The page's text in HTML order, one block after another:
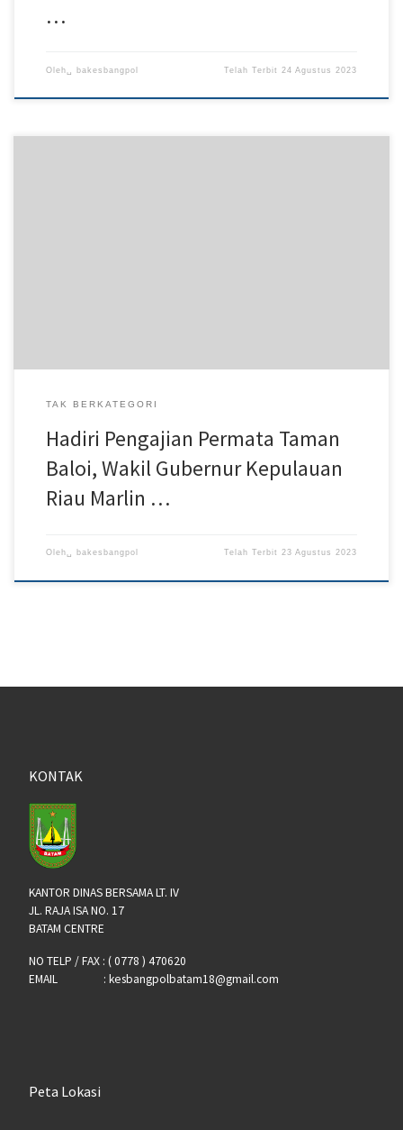
…
Oleh␣ bakesbangpol Telah Terbit 24 Agustus 2023
TAK BERKATEGORI
Hadiri Pengajian Permata Taman
Baloi, Wakil Gubernur Kepulauan
Riau Marlin …
Oleh␣ bakesbangpol Telah Terbit23 Agustus 2023
KONTAK
KANTOR DINAS BERSAMA LT. IV
JL. RAJA ISA NO. 17
BATAM CENTRE
NO TELP / FAX : ( 0778 ) 470620
EMAIL : kesbangpolbatam18@gmail.com
Peta Lokasi